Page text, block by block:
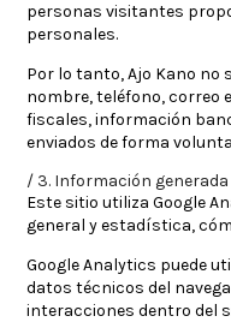
personas visitantes
personales.
Por lo tanto, Ajo Kano
nombre, teléfono, correo
fiscales, información
enviados de forma
3. Información
Este sitio utilizaGoogle
general y estadística,
Google Analytics puede
datos técnicos del
interacciones dentro del